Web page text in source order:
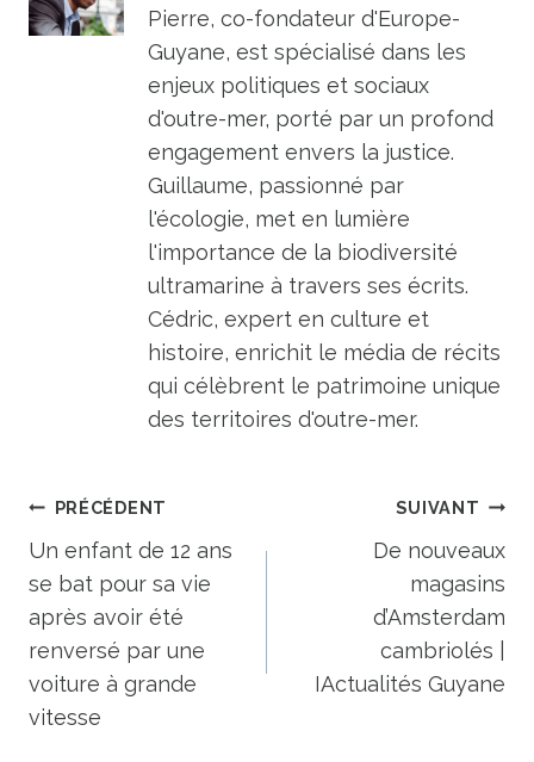
Pierre, co-fondateur d'Europe-
Guyane, est spécialisé dans les
enjeux politiques et sociaux
d'outre-mer, porté par un profond
engagement envers la justice.
Guillaume, passionné par
l'écologie, met en lumière
l'importance de la biodiversité
ultramarine à travers ses écrits.
Cédric, expert en culture et
histoire, enrichit le média de récits
qui célèbrent le patrimoine unique
des territoires d'outre-mer.
Navigation
de
l’article
PRÉCÉDENT
Un enfant de 12 ans
se bat pour sa vie
après avoir été
renversé par une
voiture à grande
vitesse
SUIVANT
De nouveaux
magasins
d’Amsterdam
cambriolés |
IActualités Guyane